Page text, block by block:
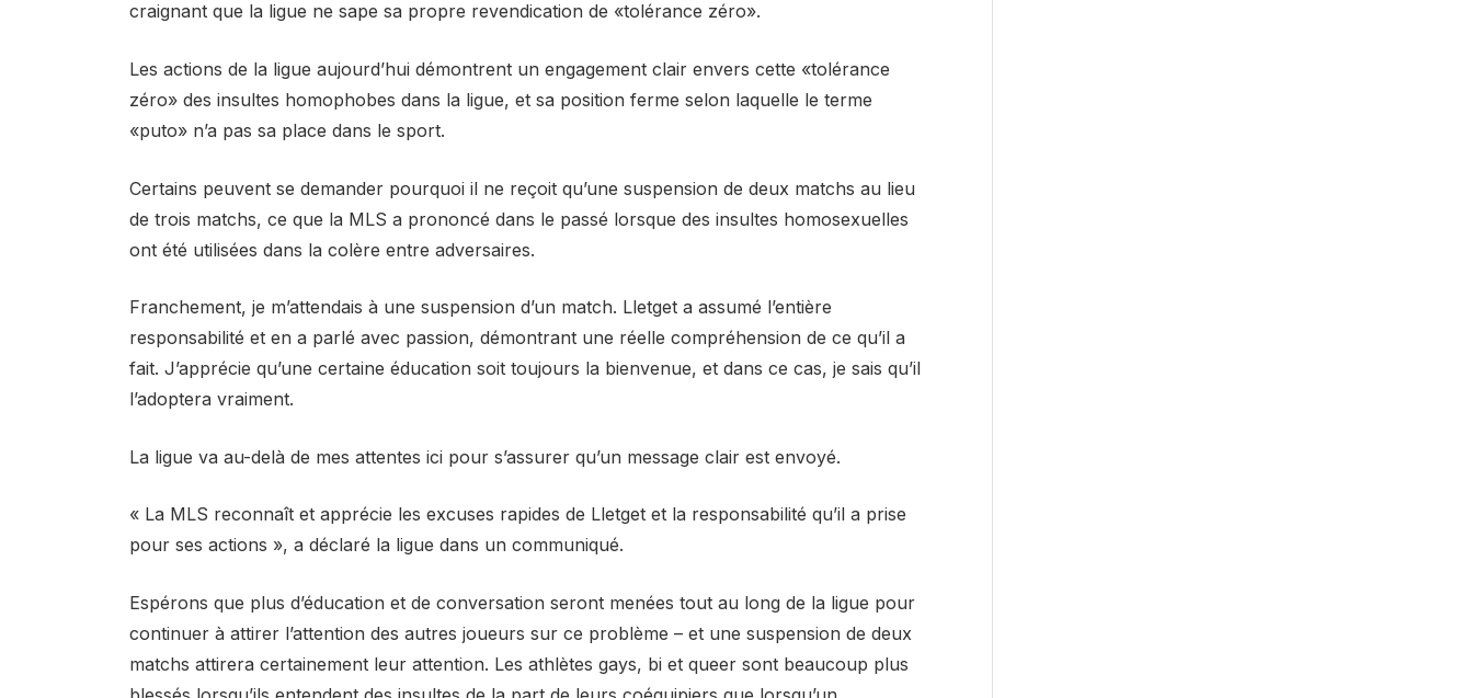
craignant que la ligue ne sape sa propre revendication de «tolérance zéro».
Les actions de la ligue aujourd’hui démontrent un engagement clair envers cette «tolérance
zéro» des insultes homophobes dans la ligue, et sa position ferme selon laquelle le terme
«puto» n’a pas sa place dans le sport.
Certains peuvent se demander pourquoi il ne reçoit qu’une suspension de deux matchs au lieu
de trois matchs, ce que la MLS a prononcé dans le passé lorsque des insultes homosexuelles
ont été utilisées dans la colère entre adversaires.
Franchement, je m’attendais à une suspension d’un match. Lletget a assumé l’entière
responsabilité et en a parlé avec passion, démontrant une réelle compréhension de ce qu’il a
fait. J’apprécie qu’une certaine éducation soit toujours la bienvenue, et dans ce cas, je sais qu’il
l’adoptera vraiment.
La ligue va au-delà de mes attentes ici pour s’assurer qu’un message clair est envoyé.
« La MLS reconnaît et apprécie les excuses rapides de Lletget et la responsabilité qu’il a prise
pour ses actions », a déclaré la ligue dans un communiqué.
Espérons que plus d’éducation et de conversation seront menées tout au long de la ligue pour
continuer à attirer l’attention des autres joueurs sur ce problème – et une suspension de deux
matchs attirera certainement leur attention. Les athlètes gays, bi et queer sont beaucoup plus